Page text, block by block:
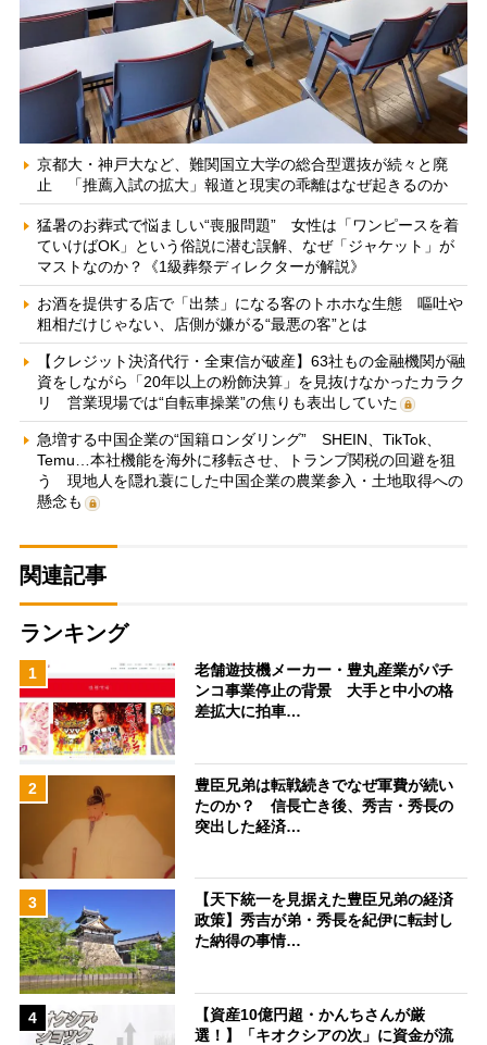
京都大・神戸大など、難関国立大学の総合型選抜が続々と廃
止 「推薦入試の拡大」報道と現実の乖離はなぜ起きるのか
猛暑のお葬式で悩ましい“喪服問題” 女性は「ワンピースを着
ていけばOK」という俗説に潜む誤解、なぜ「ジャケット」が
マストなのか？《1級葬祭ディレクターが解説》
お酒を提供する店で「出禁」になる客のトホホな生態 嘔吐や
粗相だけじゃない、店側が嫌がる“最悪の客”とは
【クレジット決済代行・全東信が破産】63社もの金融機関が融
資をしながら「20年以上の粉飾決算」を見抜けなかったカラク
リ 営業現場では“自転車操業”の焦りも表出していた
急増する中国企業の“国籍ロンダリング” SHEIN、TikTok、
Temu…本社機能を海外に移転させ、トランプ関税の回避を狙
う 現地人を隠れ蓑にした中国企業の農業参入・土地取得への
懸念も
関連記事
ランキング
1
老舗遊技機メーカー・豊丸産業がパチ
ンコ事業停止の背景 大手と中小の格
差拡大に拍車…
2
豊臣兄弟は転戦続きでなぜ軍費が続い
たのか？ 信長亡き後、秀吉・秀長の
突出した経済…
3
【天下統一を見据えた豊臣兄弟の経済
政策】秀吉が弟・秀長を紀伊に転封し
た納得の事情…
4
【資産10億円超・かんちさんが厳
選！】「キオクシアの次」に資金が流